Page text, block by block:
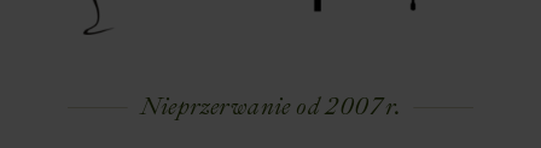
Nieprzerwanie od 2007 r.